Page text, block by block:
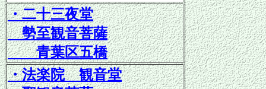
・二十三夜堂
勢至観音菩薩
青葉区五橋
・法楽院 観音堂